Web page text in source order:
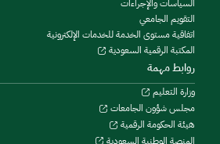
السياسات والإجراءات
التقويم الجامعي
اتفاقية مستوى الخدمة للخدمات الإلكترونية
المكتبة الرقمية السعودية
روابط مهمة
وزارة التعليم
مجلس شؤون الجامعات
هيئة الحكومة الرقمية
المنصة الوطنية السعودية